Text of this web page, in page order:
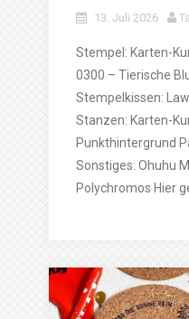
13. Juli 2026
Stempel: Karten-
0300 – Tierische
Stempelkissen:
Stanzen: Karten-
Punkthintergrund
Sonstiges: Ohuhu
Polychromos Hier